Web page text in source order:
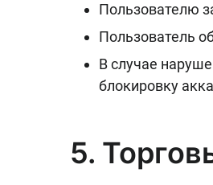
Пользователю
Пользователь
В случае
блокировку
5.